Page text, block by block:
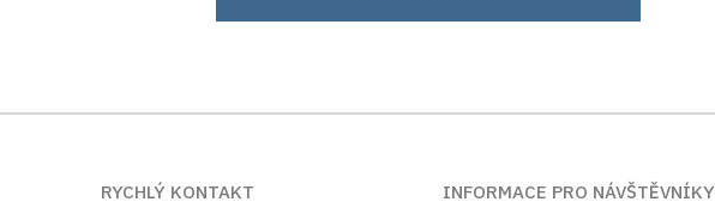
RYCHLÝ KONTAKT
INFORMACE PRO NÁVŠTĚVNÍKY